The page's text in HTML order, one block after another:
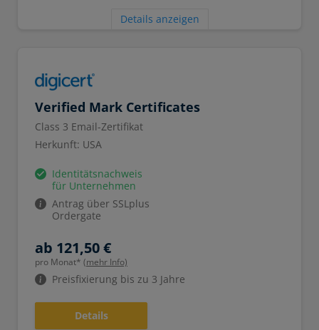
Details anzeigen
Verified Mark Certificates
Class 3 Email-Zertifikat
Herkunft: USA
Identitätsnachweis
für Unternehmen
Antrag über SSLplus
Ordergate
ab 121,50 €
pro Monat* (mehr Info)
Preisfixierung bis zu 3 Jahre
Details